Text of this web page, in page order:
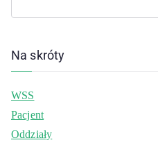
Na skróty
WSS
Pacjent
Oddziały